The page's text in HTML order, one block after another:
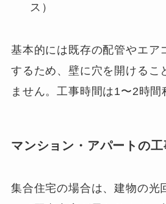
ス）
基本的には既存の配管やエア
するため、壁に穴を開けるこ
ません。工事時間は1〜2時間
マンション・アパートの工
集合住宅の場合は、建物の光